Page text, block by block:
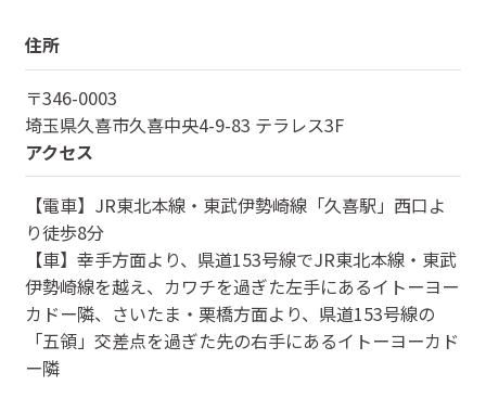
住所
〒346-0003
埼玉県久喜市久喜中央4-9-83 テラレス3F
アクセス
【電車】JR東北本線・東武伊勢崎線「久喜駅」西口よ
り徒歩8分
【車】幸手方面より、県道153号線でJR東北本線・東武
伊勢崎線を越え、カワチを過ぎた左手にあるイトーヨー
カドー隣、さいたま・栗橋方面より、県道153号線の
「五領」交差点を過ぎた先の右手にあるイトーヨーカド
ー隣